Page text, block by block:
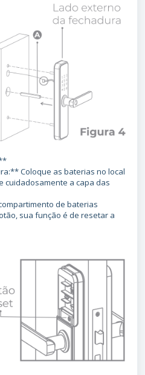
Coloque as baterias no local
cuidadosamente a capa das
de baterias
sua função é de resetar a